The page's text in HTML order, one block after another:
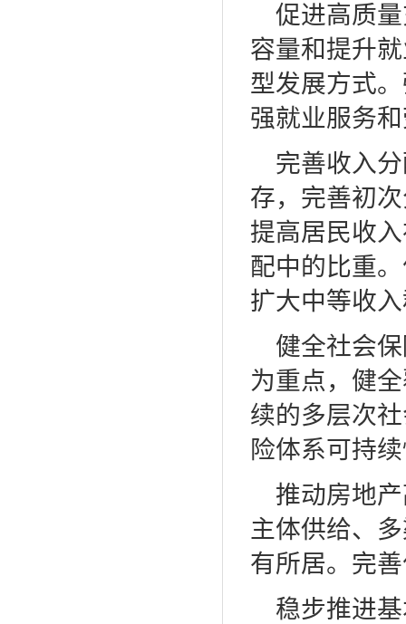
促进高质
容量和提升
型发展方式
强就业服务
完善收入
存，完善初
提高居民收
配中的比重
扩大中等收
健全社会
为重点，健
续的多层次
险体系可持
推动房地
主体供给、
有所居。完
稳步推进